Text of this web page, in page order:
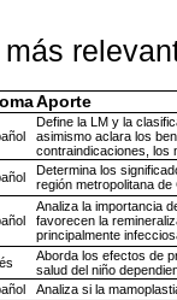
más
Aporte
Define la LM y la
asimismo aclara los
contraindicaciones, los
Determina los
región metropolitana de
Analiza la importancia
favorecen la
principalmente
Aborda los efectos de
salud del niño
Analiza si la